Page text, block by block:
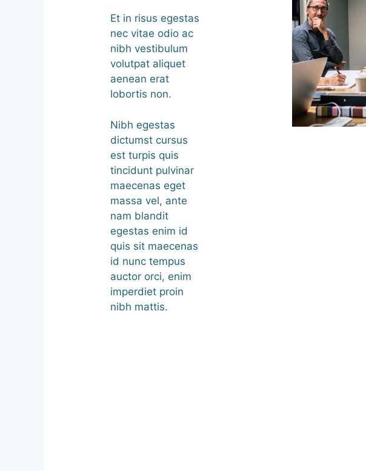
Et in risus egestas
nec vitae odio ac
nibh vestibulum
volutpat aliquet
aenean erat
lobortis non.
Nibh egestas
dictumst cursus
est turpis quis
tincidunt pulvinar
maecenas eget
massa vel, ante
nam blandit
egestas enim id
quis sit maecenas
id nunc tempus
auctor orci, enim
imperdiet proin
nibh mattis.